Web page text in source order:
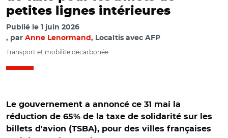
petites lignes intérieures
Publié le 1 juin 2026
par Anne Lenormand , Localtis avec AFP
Transport et mobilité décarbonée
Le gouvernement a annoncé ce 31 mai la
réduction de 65% de la taxe de solidarité sur les
billets d'avion (TSBA), pour des villes françaises